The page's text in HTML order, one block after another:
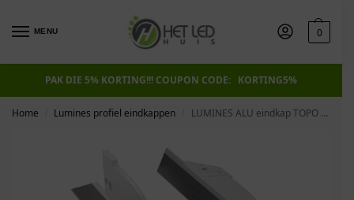
MENU 0
PAK DIE 5% KORTING!!! COUPON CODE: KORTING5%
Home Lumines profiel eindkappen LUMINES ALU eindkap TOPO wit met gat schakels links